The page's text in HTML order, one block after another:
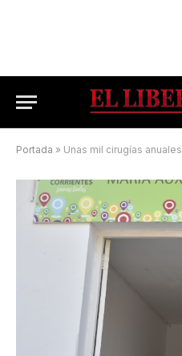
Portada » Unas mil cirugías anuales